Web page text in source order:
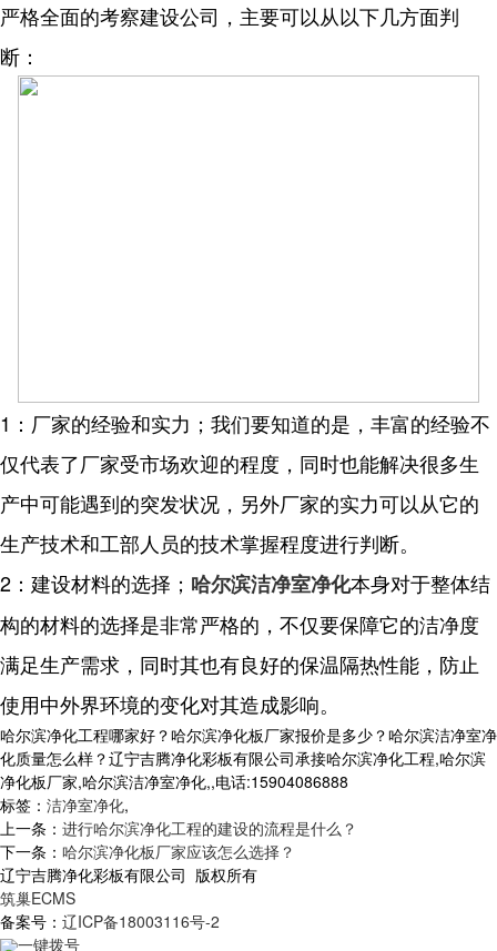
严格全面的考察建设公司，主要可以从以下几方面判
断：
1：厂家的经验和实力；我们要知道的是，丰富的经验不
仅代表了厂家受市场欢迎的程度，同时也能解决很多生
产中可能遇到的突发状况，另外厂家的实力可以从它的
生产技术和工部人员的技术掌握程度进行判断。
2：建设材料的选择； 哈尔滨洁净室净化本身对于整体结
构的材料的选择是非常严格的，不仅要保障它的洁净度
满足生产需求，同时其也有良好的保温隔热性能，防止
使用中外界环境的变化对其造成影响。
哈尔滨净化工程哪家好？哈尔滨净化板厂家报价是多少？哈尔滨洁净室净
化质量怎么样？辽宁吉腾净化彩板有限公司承接哈尔滨净化工程,哈尔滨
净化板厂家,哈尔滨洁净室净化,,电话:15904086888
标签： 洁净室净化,
上一条： 进行哈尔滨净化工程的建设的流程是什么？
下一条： 哈尔滨净化板厂家应该怎么选择？
辽宁吉腾净化彩板有限公司 版权所有
筑巢ECMS
备案号： 辽ICP备18003116号-2
一键拨号